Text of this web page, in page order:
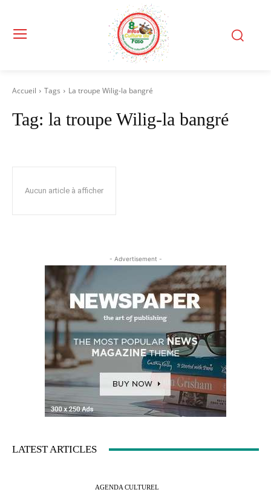
Accueil Tags La troupe Wilig-la bangré
Tag: la troupe Wilig-la bangré
Aucun article à afficher
- Advertisement -
LATEST ARTICLES
AGENDA CULTUREL